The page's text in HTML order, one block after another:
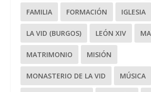
FAMILIA FORMACIÓN IGLESIA
LA VID (BURGOS) LEÓN XIV
MATRIMONIO MISIÓN
MONASTERIO DE LA VID MÚSICA